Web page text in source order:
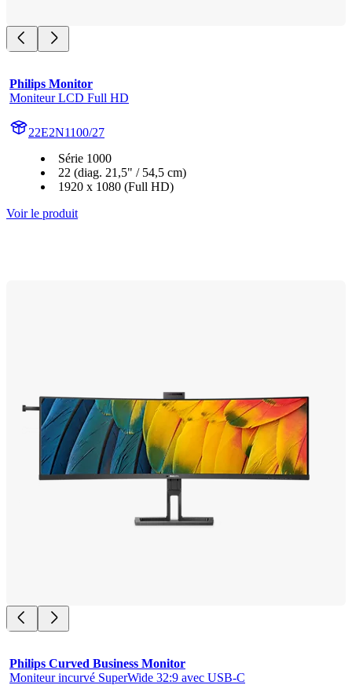
Philips Monitor
Moniteur LCD Full HD
22E2N1100/27
Série 1000
22 (diag. 21,5" / 54,5 cm)
1920 x 1080 (Full HD)
Voir le produit
Philips Curved Business Monitor
Moniteur incurvé SuperWide 32:9 avec USB-C